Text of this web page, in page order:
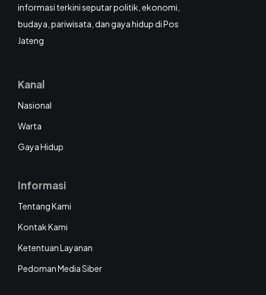
informasi terkini seputar politik, ekonomi,
budaya, pariwisata, dan gaya hidup di Pos
Jateng
Kanal
Nasional
Warta
Gaya Hidup
Informasi
Tentang Kami
Kontak Kami
Ketentuan Layanan
Pedoman Media Siber